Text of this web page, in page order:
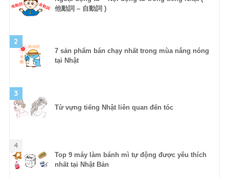
他動詞 – 自動詞 )
2
7 sản phẩm bán chạy nhất trong mùa nắng nóng
tại Nhật
3
Từ vựng tiếng Nhật liên quan đến tóc
4
Top 9 máy làm bánh mì tự động được yêu thích
nhất tại Nhật Bản